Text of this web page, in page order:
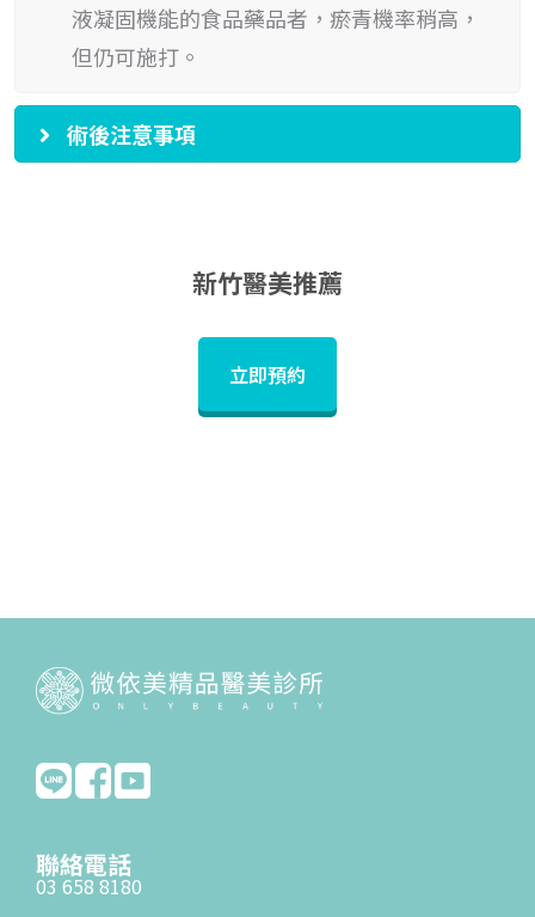
液凝固機能的食品藥品者，瘀青機率稍高，
但仍可施打。
術後注意事項
新竹醫美推薦
立即預約
聯絡電話
03 658 8180